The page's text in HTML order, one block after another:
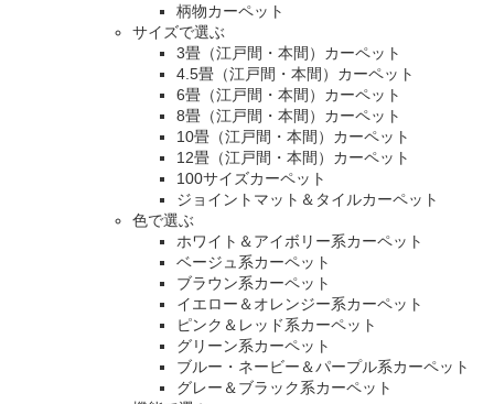
柄物カーペット
サイズで選ぶ
3畳（江戸間・本間）カーペット
4.5畳（江戸間・本間）カーペット
6畳（江戸間・本間）カーペット
8畳（江戸間・本間）カーペット
10畳（江戸間・本間）カーペット
12畳（江戸間・本間）カーペット
100サイズカーペット
ジョイントマット＆タイルカーペット
色で選ぶ
ホワイト＆アイボリー系カーペット
ベージュ系カーペット
ブラウン系カーペット
イエロー＆オレンジー系カーペット
ピンク＆レッド系カーペット
グリーン系カーペット
ブルー・ネービー＆パープル系カーペット
グレー＆ブラック系カーペット